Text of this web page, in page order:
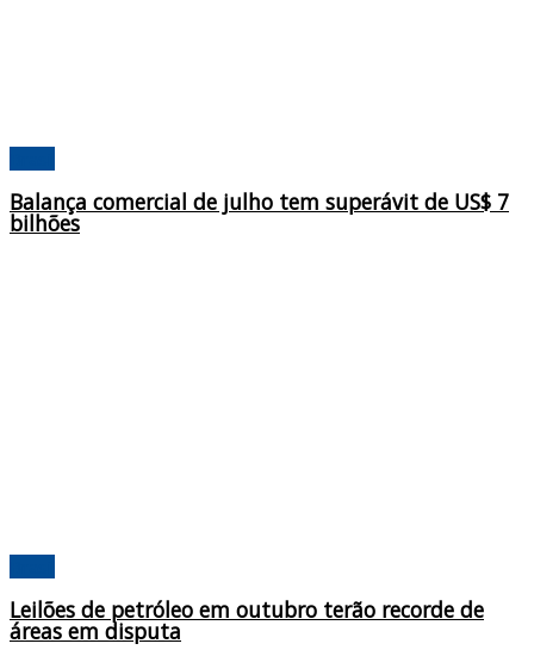
Balança comercial de julho tem superávit de US$ 7
bilhões
Leilões de petróleo em outubro terão recorde de
áreas em disputa